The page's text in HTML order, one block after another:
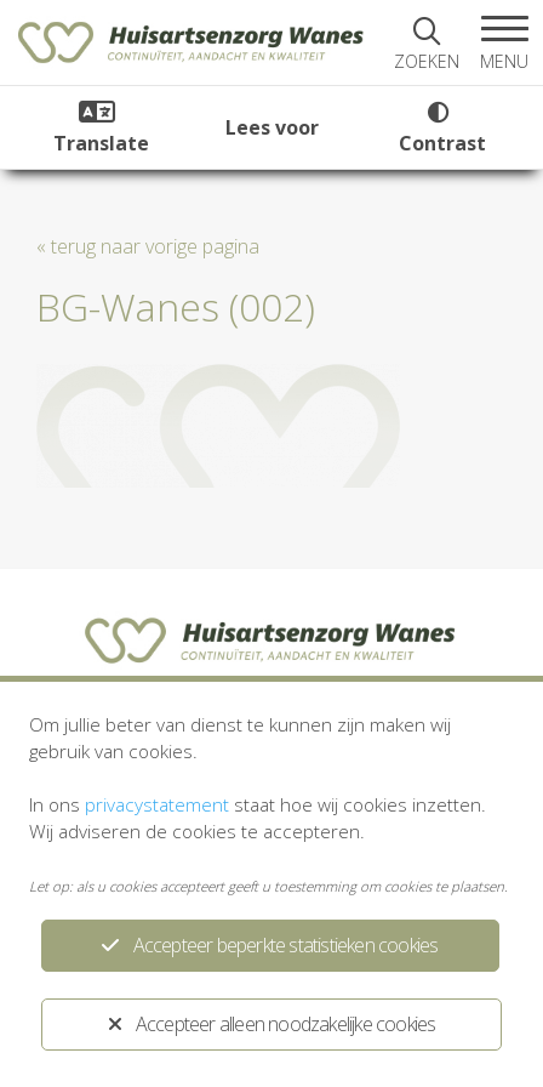
ZOEKEN MENU
Translate
Lees voor
Contrast
« terug naar vorige pagina
BG-Wanes (002)
Accepteer alleen noodzakelijke cookies
Accepteer beperkte statistieken cookies
Om jullie beter van dienst te kunnen zijn maken wij
gebruik van cookies.
In ons privacystatement staat hoe wij cookies inzetten.
Wij adviseren de cookies te accepteren.
Let op: als u cookies accepteert geeft u toestemming om cookies te plaatsen.